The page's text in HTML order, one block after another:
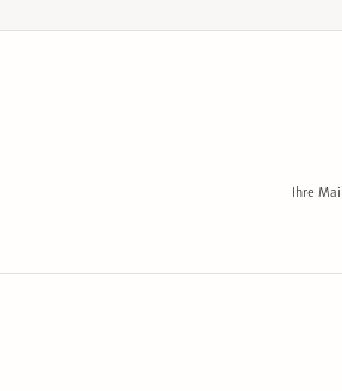
Ihre